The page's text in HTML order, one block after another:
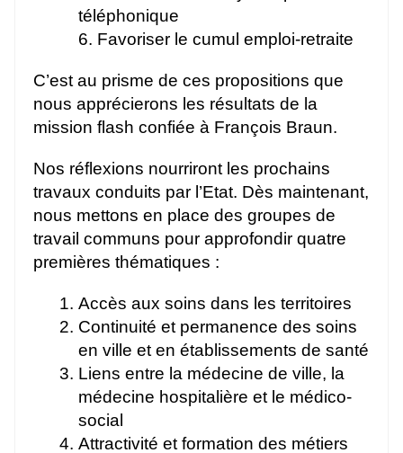
téléphonique
6. Favoriser le cumul emploi-retraite
C’est au prisme de ces propositions que
nous apprécierons les résultats de la
mission flash confiée à François Braun.
Nos réflexions nourriront les prochains
travaux conduits par l’Etat. Dès maintenant,
nous mettons en place des groupes de
travail communs pour approfondir quatre
premières thématiques :
Accès aux soins dans les territoires
Continuité et permanence des soins
en ville et en établissements de santé
Liens entre la médecine de ville, la
médecine hospitalière et le médico-
social
Attractivité et formation des métiers